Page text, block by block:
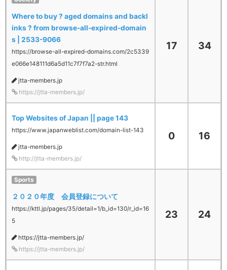
Where to buy ? aged domains and backl
inks ? from browse-all-expired-domain
s | 2533-9066
https://browse-all-expired-domains.com/2c5339
e066e148111d6a5d11c7f7f7a2-str.html
jtta-members.jp
https://jtta-members.jp/
17 34
Top Websites of Japan || page 143
https://www.japanweblist.com/domain-list-143
jtta-members.jp
http://jtta-members.jp/
0 16
Sports
２０２０年度 会員登録について
https://kttl.jp/pages/35/detail=1/b_id=130/r_id=16
5
https://jtta-members.jp/
https://jtta-members.jp/
23 24